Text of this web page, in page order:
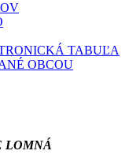
TABUĽA
OBCOU
LOMNÁ